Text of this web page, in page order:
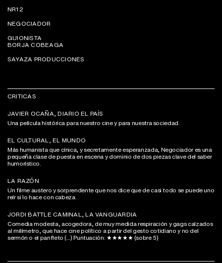
NR12
NEGOCIADOR
GUIONISTA
BORJA COBEAGA
SAYAZA PRODUCCIONES
CRITICAS
JAVIER OCAÑA, DIARIO EL PAÍS
Una película histórica para nuestro cine y para nuestra sociedad.
EL CULTURAL, EL MUNDO
Más humanista que cínica, y secretamente esperanzada, Negociador es una
pequeña clase de puesta en escena y dominio de dos piezas clave del saber
humorístico.
LA RAZÓN
Un filme austero y sorprendente que nos dice que de casi todo se puede uno
reír si lo hace con cabeza.
JORDI BATTLE CAMINAL, LA VANGUARDIA
Comedia modesta, acogedora, de muy medida respiración y gags calzados
al milímetro, que hace cine político a partir del gesto cotidiano y no del
sermón o el panfleto (...) Puntuación: ★★★★★ (sobre 5)